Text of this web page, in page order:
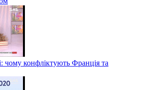
чому конфліктують Франція та